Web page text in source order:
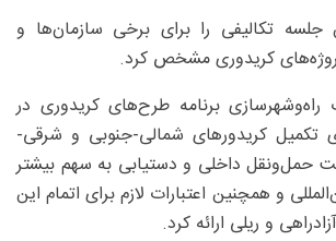
تکالیفی را برای برخی سازمان‌ها و
کریدوری مشخص کرد.
راه‌وشهرسازی برنامه طرح‌های کریدوری در
تکمیل کریدورهای شمالی-جنوبی و شرقی-
حمل‌و‌نقل داخلی و دستیابی به سهم بیشتر
و همچنین اعتبارات لازم برای اتمام این
و ریلی ارائه کرد.